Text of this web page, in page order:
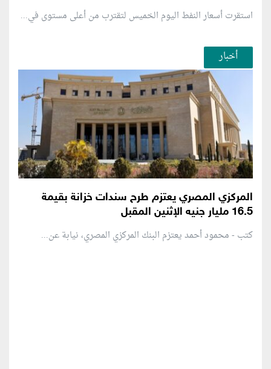
استقرت أسعار النفط اليوم الخميس لتقترب من أعلى مستوى في...
أخبار
المركزي المصري يعتزم طرح سندات خزانة بقيمة
16.5 مليار جنيه الإثنين المقبل
كتب - محمود أحمد يعتزم البنك المركزي المصري، نيابة عن...